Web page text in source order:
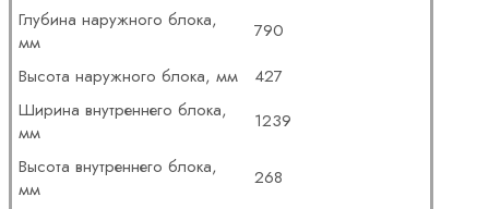
Глубина наружного блока,
мм
790
Высота наружного блока, мм
427
Ширина внутреннего блока,
мм
1239
Высота внутреннего блока,
мм
268